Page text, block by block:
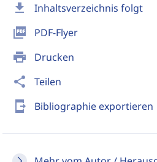
download Inhaltsverzeichnis folgt
picture_as_pdf PDF-Flyer
print Drucken
share Teilen
send_to_mobile Bibliographie exportieren